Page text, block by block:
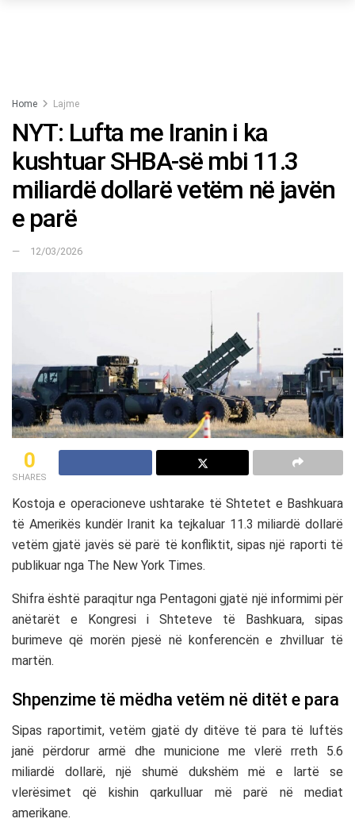
Home Lajme
NYT: Lufta me Iranin i ka
kushtuar SHBA-së mbi 11.3
miliardë dollarë vetëm në javën
e parë
12/03/2026
0
SHARES
Kostoja e operacioneve ushtarake tëShtetet e Bashkuara
të Amerikës kundër Iranit ka tejkaluar 11.3 miliardë dollarë
vetëm gjatë javës së parë të konfliktit, sipas një raporti të
publikuar nga The New York Times.
Shifra është paraqitur nga Pentagoni gjatë një informimi për
anëtarët e Kongresi i Shteteve të Bashkuara, sipas
burimeve që morën pjesë në konferencën e zhvilluar të
martën.
Shpenzime të mëdha vetëm në ditët e para
Sipas raportimit, vetëm gjatë dy ditëve të para të luftës
janë përdorur armë dhe municione me vlerë rreth 5.6
miliardë dollarë, një shumë dukshëm më e lartë se
vlerësimet që kishin qarkulluar më parë në mediat
amerikane.